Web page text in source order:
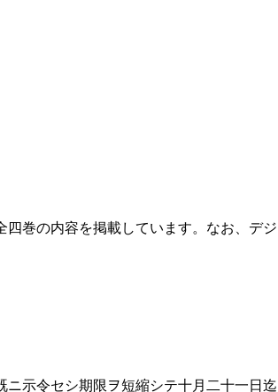
四巻の内容を掲載しています。なお、デ
セシ期限ヲ短縮シテ十月二十一日迄